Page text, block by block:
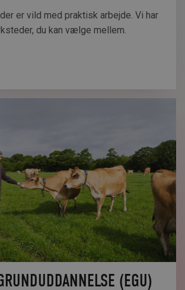
er vild med praktisk arbejde. Vi har
du kan vælge mellem.
(EGU)